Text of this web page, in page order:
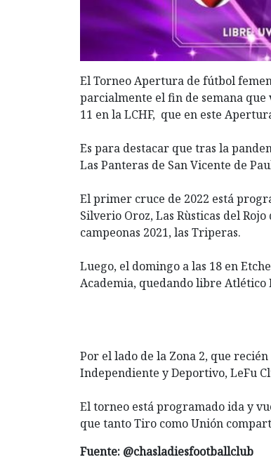
El Torneo Apertura de fútbol
parcialmente el fin de semana que
11 en la LCHF, que en este
Es para destacar que tras la
Las Panteras de San Vicente de
El primer cruce de 2022 está
Silverio Oroz, Las Rùsticas del
campeonas 2021, las Triperas.
Luego, el domingo a las 18 en
Academia, quedando libre Atlético
Por el lado de la Zona 2, que
Independiente y Deportivo, LeFu
El torneo está programado ida y
que tanto Tiro como Unión
Fuente: @chasladiesfootballclub